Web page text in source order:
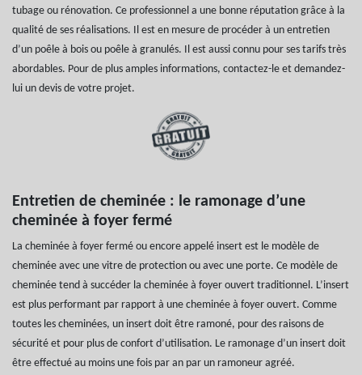
tubage ou rénovation. Ce professionnel a une bonne réputation grâce à la
qualité de ses réalisations. Il est en mesure de procéder à un entretien
d’un poêle à bois ou poêle à granulés. Il est aussi connu pour ses tarifs très
abordables. Pour de plus amples informations, contactez-le et demandez-
lui un devis de votre projet.
Entretien de cheminée : le ramonage d’une
cheminée à foyer fermé
La cheminée à foyer fermé ou encore appelé insert est le modèle de
cheminée avec une vitre de protection ou avec une porte. Ce modèle de
cheminée tend à succéder la cheminée à foyer ouvert traditionnel. L’insert
est plus performant par rapport à une cheminée à foyer ouvert. Comme
toutes les cheminées, un insert doit être ramoné, pour des raisons de
sécurité et pour plus de confort d’utilisation. Le ramonage d’un insert doit
être effectué au moins une fois par an par un ramoneur agréé.